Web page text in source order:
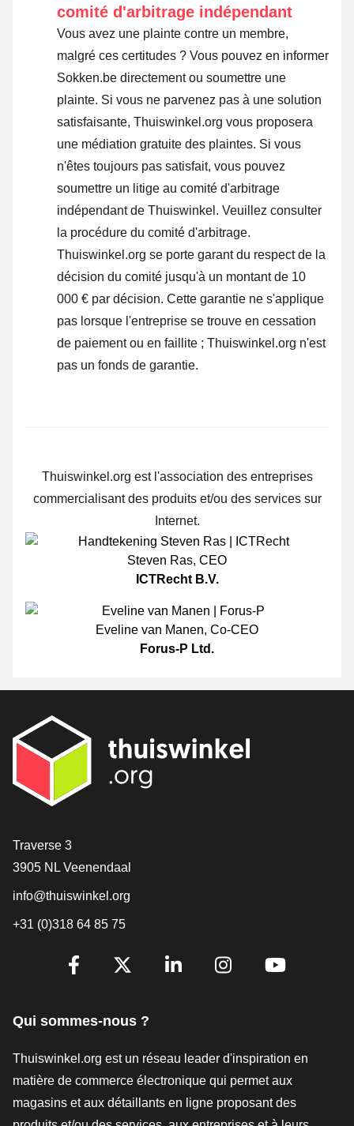
comité d'arbitrage indépendant
Vous avez une plainte contre un membre,
malgré ces certitudes ? Vous pouvez en informer
Sokken.be directement ou soumettre une
plainte. Si vous ne parvenez pas à une solution
satisfaisante, Thuiswinkel.org vous proposera
une médiation gratuite des plaintes. Si vous
n'êtes toujours pas satisfait, vous pouvez
soumettre un litige au comité d'arbitrage
indépendant de Thuiswinkel. Veuillez consulter
la procédure du comité d'arbitrage.
Thuiswinkel.org se porte garant du respect de la
décision du comité jusqu'à un montant de 10
000 € par décision. Cette garantie ne s'applique
pas lorsque l'entreprise se trouve en cessation
de paiement ou en faillite ; Thuiswinkel.org n'est
pas un fonds de garantie.
Thuiswinkel.org est l'association des entreprises
commercialisant des produits et/ou des services sur
Internet.
Steven Ras, CEO
ICTRecht B.V.
Eveline van Manen, Co-CEO
Forus-P Ltd.
[_General:Contact]
Traverse 3
3905 NL Veenendaal
info@thuiswinkel.org
+31 (0)318 64 85 75
[_General:SocialMediaTitle]
Qui sommes-nous ?
Thuiswinkel.org est un réseau leader d'inspiration en
matière de commerce électronique qui permet aux
magasins et aux détaillants en ligne proposant des